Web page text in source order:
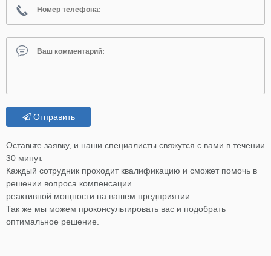
Отправить
Оставьте заявку, и наши специалисты свяжутся с вами в течении
30 минут.
Каждый сотрудник проходит квалификацию и сможет помочь в
решении вопроса компенсации
реактивной мощности на вашем предприятии.
Так же мы можем проконсультировать вас и подобрать
оптимальное решение.